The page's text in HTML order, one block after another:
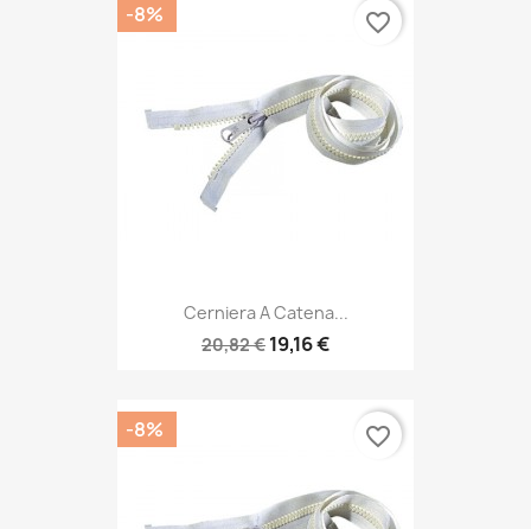
Cerniera A Catena...
20,82 € 19,16 €
-8% favorite_border
-8% favorite_border